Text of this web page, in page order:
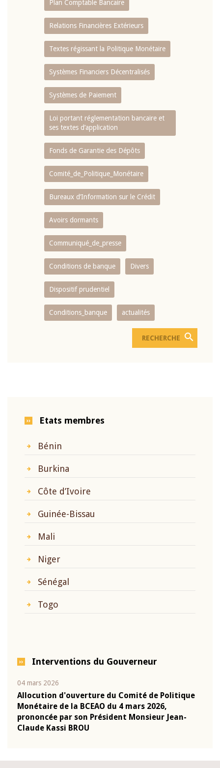
Plan Comptable Bancaire
Relations Financières Extérieurs
Textes régissant la Politique Monétaire
Systèmes Financiers Décentralisés
Systèmes de Paiement
Loi portant réglementation bancaire et
ses textes d’application
Fonds de Garantie des Dépôts
Comité_de_Politique_Monétaire
Bureaux d’Information sur le Crédit
Avoirs dormants
Communiqué_de_presse
Conditions de banque Divers
Dispositif prudentiel
Conditions_banque actualités
Etats membres
Bénin
Burkina
Côte d’Ivoire
Guinée-Bissau
Mali
Niger
Sénégal
Togo
Interventions du Gouverneur
04 mars 2026
Allocution d'ouverture du Comité de Politique
Monétaire de la BCEAO du 4 mars 2026,
prononcée par son Président Monsieur Jean-
Claude Kassi BROU